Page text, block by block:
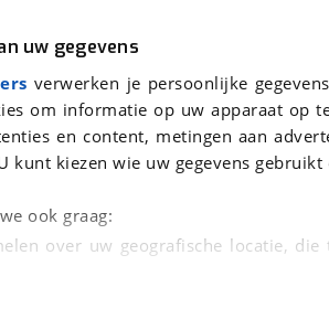
uw gegevens
verwerken je persoonlijke
om informatie op uw apparaat op
en content, metingen aan
kunt kiezen wie uw gegevens gebruikt
ook graag:
over uw geografische locatie,